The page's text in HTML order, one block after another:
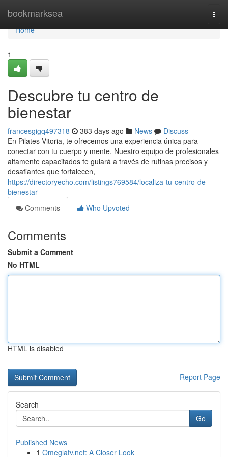
bookmarksea
Home
Home
1
Descubre tu centro de
bienestar
francesgigq497318 383 days ago News
Discuss
En Pilates Vitoria, te ofrecemos una experiencia única para
conectar con tu cuerpo y mente. Nuestro equipo de profesionales
altamente capacitados te guiará a través de rutinas precisos y
desafiantes que fortalecen,
https://directoryecho.com/listings769584/localiza-tu-centro-de-
bienestar
Comments
Who Upvoted
Comments
Submit a Comment
No HTML
HTML is disabled
Report Page
Search
Go
Published News
1 Omeglatv.net: A Closer Look